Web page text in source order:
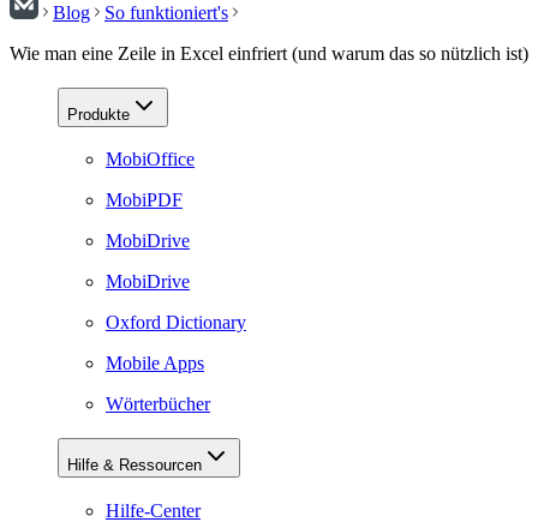
Blog
So funktioniert's
Wie man eine Zeile in Excel einfriert (und warum das so nützlich ist)
Produkte
MobiOffice
MobiPDF
MobiDrive
MobiDrive
Oxford Dictionary
Mobile Apps
Wörterbücher
Hilfe & Ressourcen
Hilfe-Center